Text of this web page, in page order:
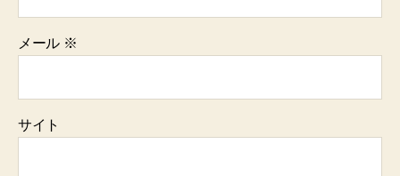
メール ※
サイト